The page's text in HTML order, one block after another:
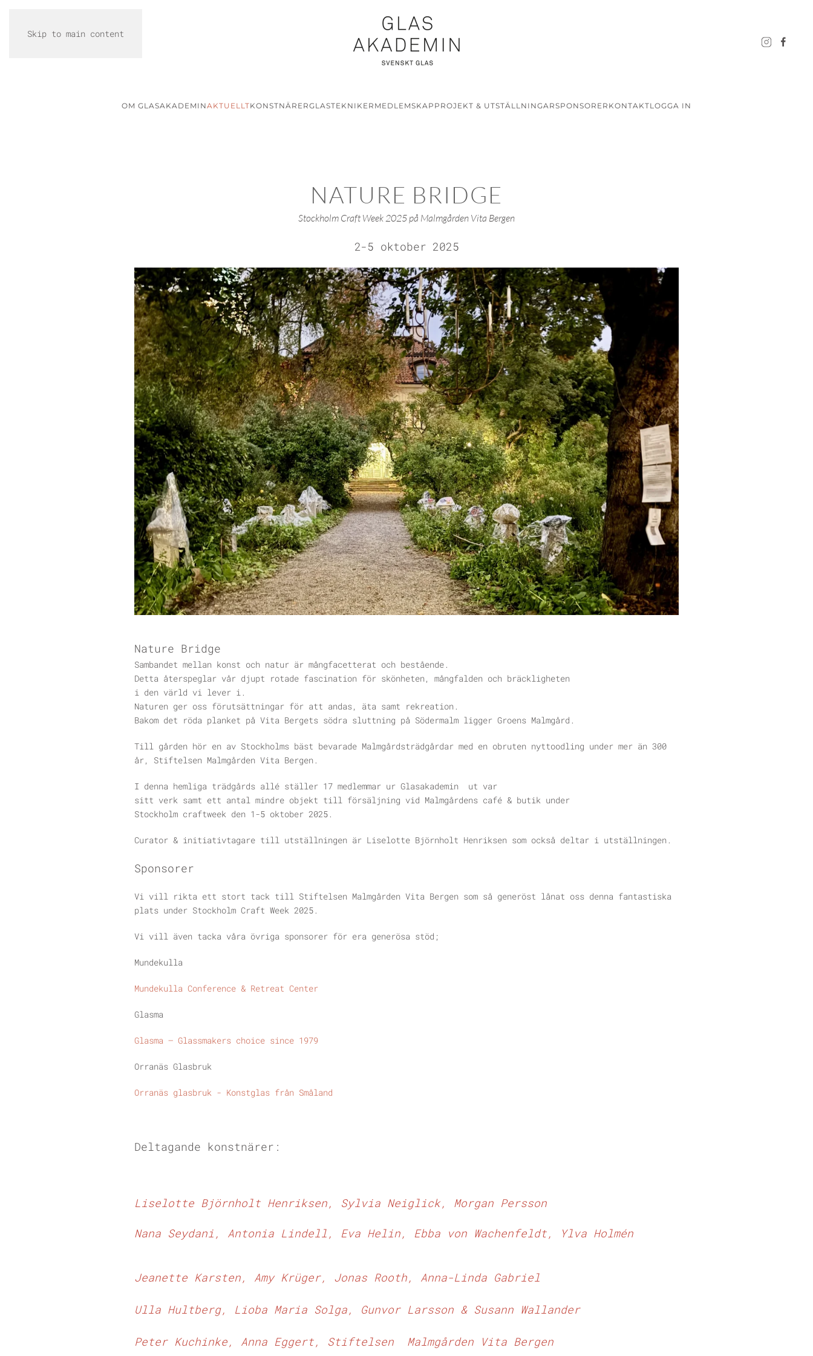
Skip to main content
OM GLASAKADEMINAKTUELLTKONSTNÄRERGLASTEKNIKER MEDLEMSKAP PROJEKT & UTSTÄLLNINGARSPONSORER KONTAKTLOGGA IN
NATURE BRIDGE
Stockholm Craft Week 2025 på Malmgården Vita Bergen
2-5 oktober 2025
Nature Bridge
Sambandet mellan konst och natur är mångfacetterat och bestående.
Detta återspeglar vår djupt rotade fascination för skönheten, mångfalden och bräckligheten
i den värld vi lever i.
Naturen ger oss förutsättningar för att andas, äta samt rekreation.
Bakom det röda planket på Vita Bergets södra sluttning på Södermalm ligger Groens Malmgård.
Till gården hör en av Stockholms bäst bevarade Malmgårdsträdgårdar med en obruten nyttoodling under mer än 300
år, Stiftelsen Malmgården Vita Bergen.
I denna hemliga trädgårds allé ställer 17 medlemmar ur Glasakademin ut var
sitt verk samt ett antal mindre objekt till försäljning vid Malmgårdens café & butik under
Stockholm craftweek den 1-5 oktober 2025.
Curator & initiativtagare till utställningen är Liselotte Björnholt Henriksen som också deltar i utställningen.
Sponsorer
Vi vill rikta ett stort tack till Stiftelsen Malmgården Vita Bergen som så generöst lånat oss denna fantastiska
plats under Stockholm Craft Week 2025.
Vi vill även tacka våra övriga sponsorer för era generösa stöd;
Mundekulla
Mundekulla Conference & Retreat Center
Glasma
Glasma – Glassmakers choice since 1979
Orranäs Glasbruk
Orranäs glasbruk - Konstglas från Småland
Deltagande konstnärer:
Liselotte Björnholt Henriksen, Sylvia Neiglick, Morgan Persson
Nana Seydani, Antonia Lindell, Eva Helin, Ebba von Wachenfeldt, Ylva Holmén
Jeanette Karsten, Amy Krüger, Jonas Rooth, Anna-Linda Gabriel
Ulla Hultberg, Lioba Maria Solga, Gunvor Larsson & Susann Wallander
Peter Kuchinke, Anna Eggert, Stiftelsen Malmgården Vita Bergen